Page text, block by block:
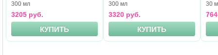
300 мл
3205 руб.
КУПИТЬ
300 мл
3320 руб.
КУПИТЬ
30